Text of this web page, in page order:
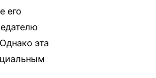
его
эта